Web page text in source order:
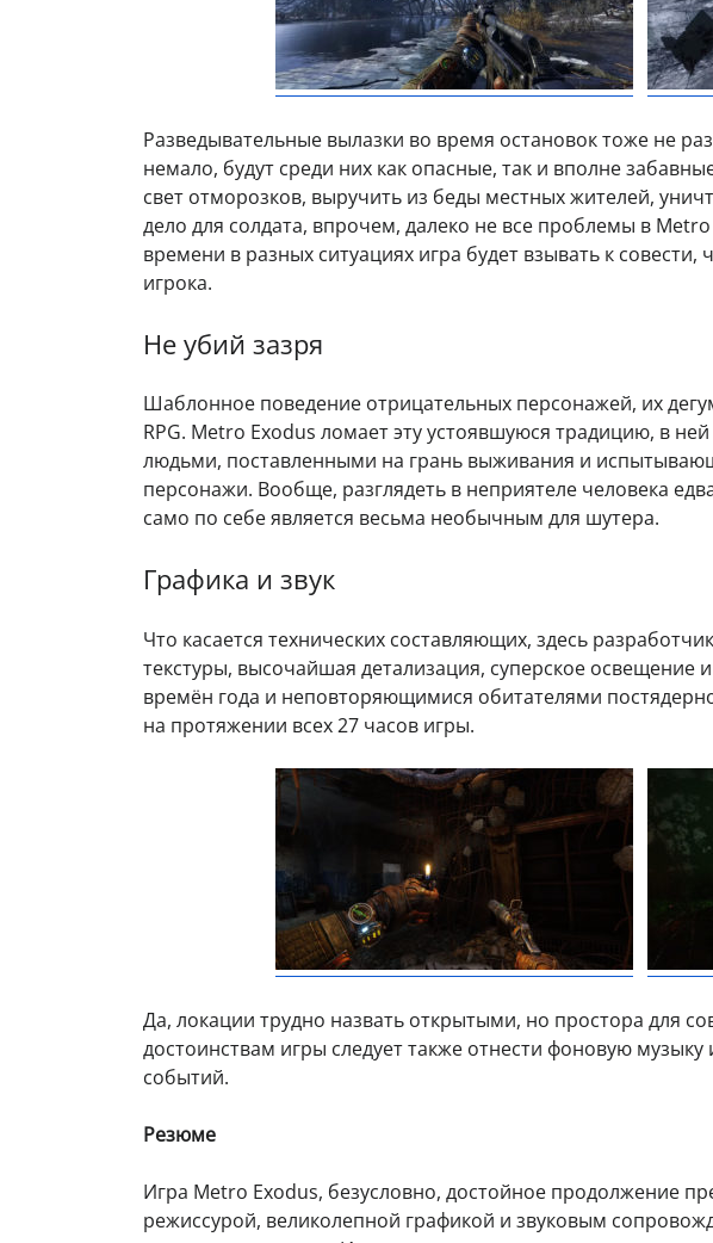
Разведывательные вылазки во время остановок тоже не
немало, будут среди них как опасные, так и вполне
свет отморозков, выручить из беды местных жителей,
дело для солдата, впрочем, далеко не все проблемы в
времени в разных ситуациях игра будет взывать к совести,
игрока.
Не убий зазря
Шаблонное поведение отрицательных персонажей, их
RPG. Metro Exodus ломает эту устоявшуюся традицию, в
людьми, поставленными на грань выживания и
персонажи. Вообще, разглядеть в неприятеле человека
само по себе является весьма необычным для шутера.
Графика и звук
Что касается технических составляющих, здесь
текстуры, высочайшая детализация, суперское освещение
времён года и неповторяющимися обитателями
на протяжении всех 27 часов игры.
Да, локации трудно назвать открытыми, но простора для
достоинствам игры следует также отнести фоновую
событий.
Резюме
Игра Metro Exodus, безусловно, достойное продолжение
режиссурой, великолепной графикой и звуковым